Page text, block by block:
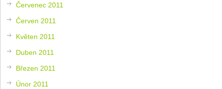
Červenec 2011
Červen 2011
Květen 2011
Duben 2011
Březen 2011
Únor 2011